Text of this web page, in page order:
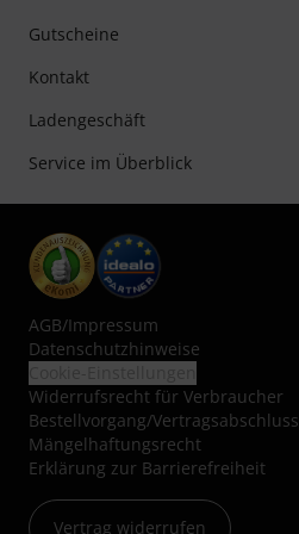
Gutscheine
Kontakt
Ladengeschäft
Service im Überblick
AGB/Impressum
Datenschutzhinweise
Widerrufsrecht für Verbraucher
Bestellvorgang/Vertragsabschluss
Mängelhaftungsrecht
Erklärung zur Barrierefreiheit
Vertrag widerrufen